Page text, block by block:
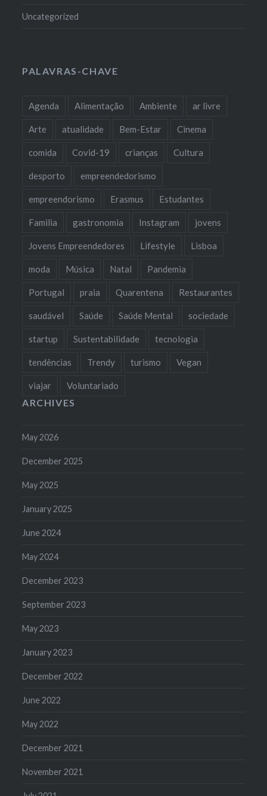
Uncategorized
PALAVRAS-CHAVE
Agenda Alimentação Ambiente ar livre
Arte atualidade Bem-Estar Cinema
comida Covid-19 crianças Cultura
desporto empreendedorismo
empreendorismo Erasmus Estudantes
Familia gastronomia Instagram jovens
Jovens Empreendedores Lifestyle Lisboa
moda Música Natal Pandemia
Portugal praia Quarentena Restaurantes
saudável Saúde Saúde Mental sociedade
startup Sustentabilidade tecnologia
tendências Trendy turismo Vegan
viajar Voluntariado
ARCHIVES
May 2026
December 2025
May 2025
January 2025
June 2024
May 2024
December 2023
September 2023
May 2023
January 2023
December 2022
June 2022
May 2022
December 2021
November 2021